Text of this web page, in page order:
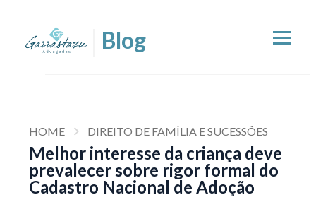
HOME DIREITO DE FAMÍLIA E SUCESSÕES
Melhor interesse da criança deve
prevalecer sobre rigor formal do
Cadastro Nacional de Adoção